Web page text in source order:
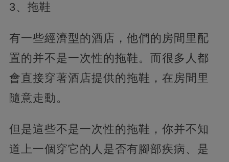
3、拖鞋
有一些經濟型的酒店，他們的房間里配
置的并不是一次性的拖鞋。而很多人都
會直接穿著酒店提供的拖鞋，在房間里
隨意走動。
但是這些不是一次性的拖鞋，你并不知
道上一個穿它的人是否有腳部疾病、是